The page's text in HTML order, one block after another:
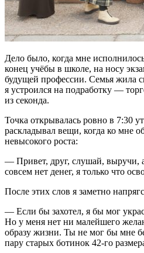
Дело было, когда мне
конец учёбы в школе, на носу
будущей профессии. Семья жила
я устроился на подработку —
из секонда.
Точка открывалась ровно в 7:30
раскладывал вещи, когда ко мне
невысокого роста:
— Привет, друг, слушай, выручи,
совсем нет денег, я только что
После этих слов я заметно
— Если бы захотел, я бы мог
Но у меня нет ни малейшего
образу жизни. Ты не мог бы мне
пару старых ботинок 42-го